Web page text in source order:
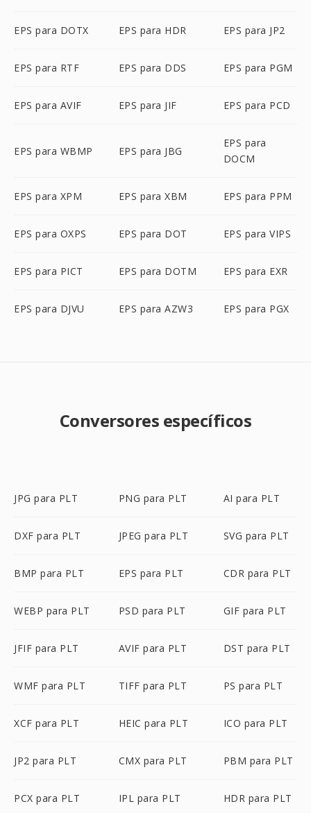
EPS para DOTX EPS para HDR EPS para JP2
EPS para RTF EPS para DDS EPS para PGM
EPS para AVIF EPS para JIF EPS para PCD
EPS para WBMP EPS para JBG
EPS para
DOCM
EPS para XPM EPS para XBM EPS para PPM
EPS para OXPS EPS para DOT EPS para VIPS
EPS para PICT EPS para DOTM EPS para EXR
EPS para DJVU EPS para AZW3 EPS para PGX
Conversores específicos
JPG para PLT PNG para PLT AI para PLT
DXF para PLT JPEG para PLT SVG para PLT
BMP para PLT EPS para PLT CDR para PLT
WEBP para PLT PSD para PLT GIF para PLT
JFIF para PLT AVIF para PLT DST para PLT
WMF para PLT TIFF para PLT PS para PLT
XCF para PLT HEIC para PLT ICO para PLT
JP2 para PLT CMX para PLT PBM para PLT
PCX para PLT IPL para PLT HDR para PLT